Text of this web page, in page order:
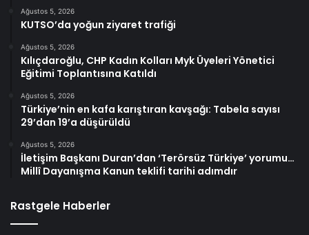
Ağustos 5, 2026
KUTSO’da yoğun ziyaret trafiği
Ağustos 5, 2026
Kılıçdaroğlu, CHP Kadın Kolları Myk Üyeleri Yönetici
Eğitimi Toplantısına Katıldı
Ağustos 5, 2026
Türkiye’nin en kafa karıştıran kavşağı: Tabela sayısı
29’dan 19’a düşürüldü
Ağustos 5, 2026
İletişim Başkanı Duran’dan ‘Terörsüz Türkiye’ yorumu…
Millî Dayanışma Kanun teklifi tarihi adımdır
Rastgele Haberler